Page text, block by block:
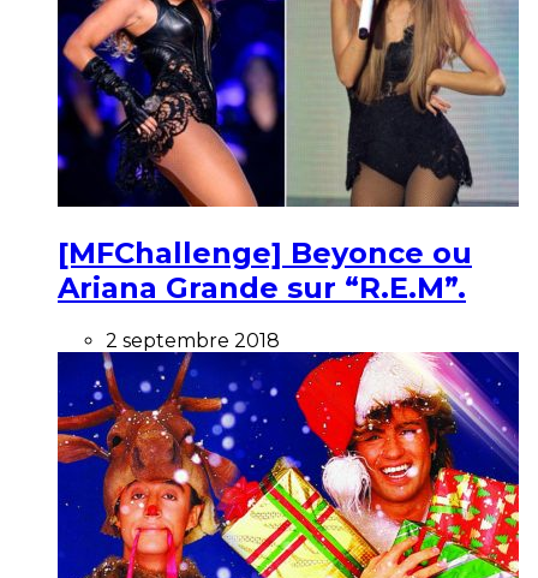
[MFChallenge] Beyonce ou
Ariana Grande sur “R.E.M”.
2 septembre 2018